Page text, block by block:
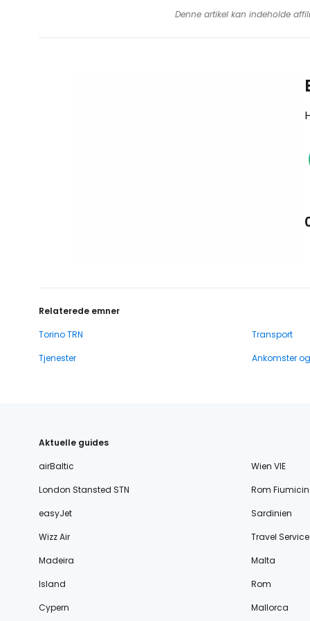
Denne artikel kan indeholde
Relaterede emner
Torino TRN
Transport
Tjenester
Ankomster
Aktuelle guides
airBaltic
Wien VIE
London Stansted STN
Rom
easyJet
Sardinien
Wizz Air
Travel Service
Madeira
Malta
Island
Rom
Cypern
Mallorca